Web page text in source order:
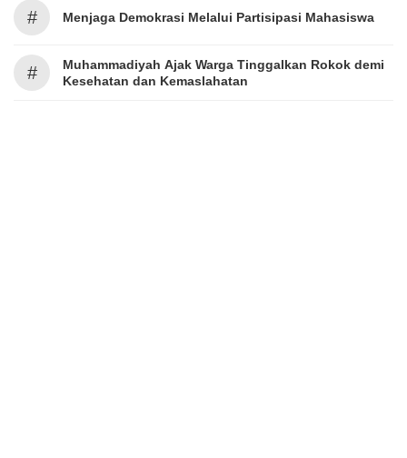
# Menjaga Demokrasi Melalui Partisipasi Mahasiswa
#
Muhammadiyah Ajak Warga Tinggalkan Rokok demi
Kesehatan dan Kemaslahatan